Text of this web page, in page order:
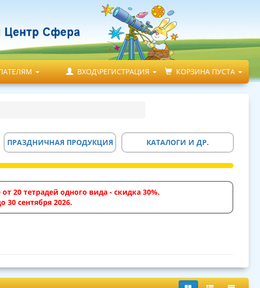
ВХОД\РЕГИСТРАЦИЯ КОРЗИНА ПУСТА
ПРАЗДНИЧНАЯ ПРОДУКЦИЯ КАТАЛОГИ И ДР.
20 тетрадей одного вида - скидка 30%.
30 сентября 2026.